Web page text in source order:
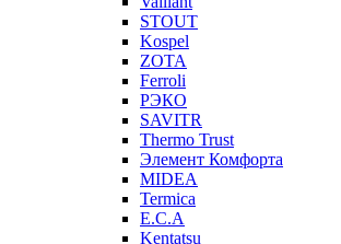
STOUT
Kospel
ZOTA
Ferroli
РЭКО
SAVITR
Thermo Trust
Элемент Комфорта
MIDEA
Termica
E.C.A
Kentatsu